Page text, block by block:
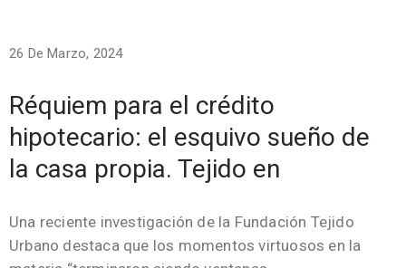
26 De Marzo, 2024
Réquiem para el crédito
hipotecario: el esquivo sueño de
la casa propia. Tejido en
Una reciente investigación de la Fundación Tejido
Urbano destaca que los momentos virtuosos en la